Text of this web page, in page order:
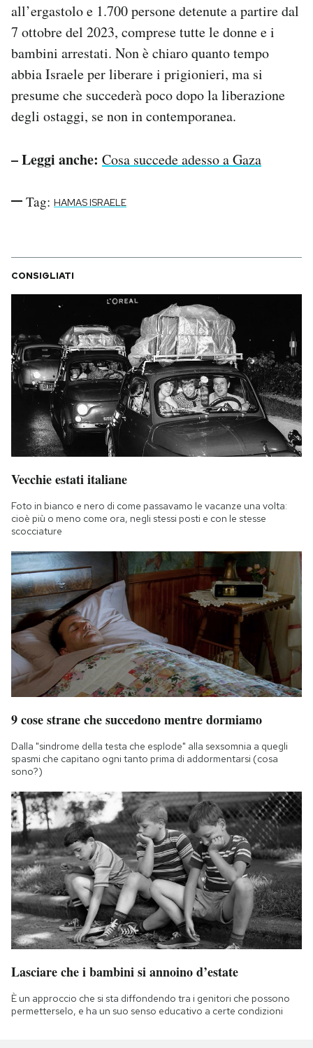
all’ergastolo e 1.700 persone detenute a partire dal
7 ottobre del 2023, comprese tutte le donne e i
bambini arrestati. Non è chiaro quanto tempo
abbia Israele per liberare i prigionieri, ma si
presume che succederà poco dopo la liberazione
degli ostaggi, se non in contemporanea.
– Leggi anche: Cosa succede adesso a Gaza
Tag: HAMAS ISRAELE
CONSIGLIATI
Vecchie estati italiane
Foto in bianco e nero di come passavamo le vacanze una volta:
cioè più o meno come ora, negli stessi posti e con le stesse
scocciature
9 cose strane che succedono mentre dormiamo
Dalla "sindrome della testa che esplode" alla sexsomnia a quegli
spasmi che capitano ogni tanto prima di addormentarsi (cosa
sono?)
Lasciare che i bambini si annoino d’estate
È un approccio che si sta diffondendo tra i genitori che possono
permetterselo, e ha un suo senso educativo a certe condizioni